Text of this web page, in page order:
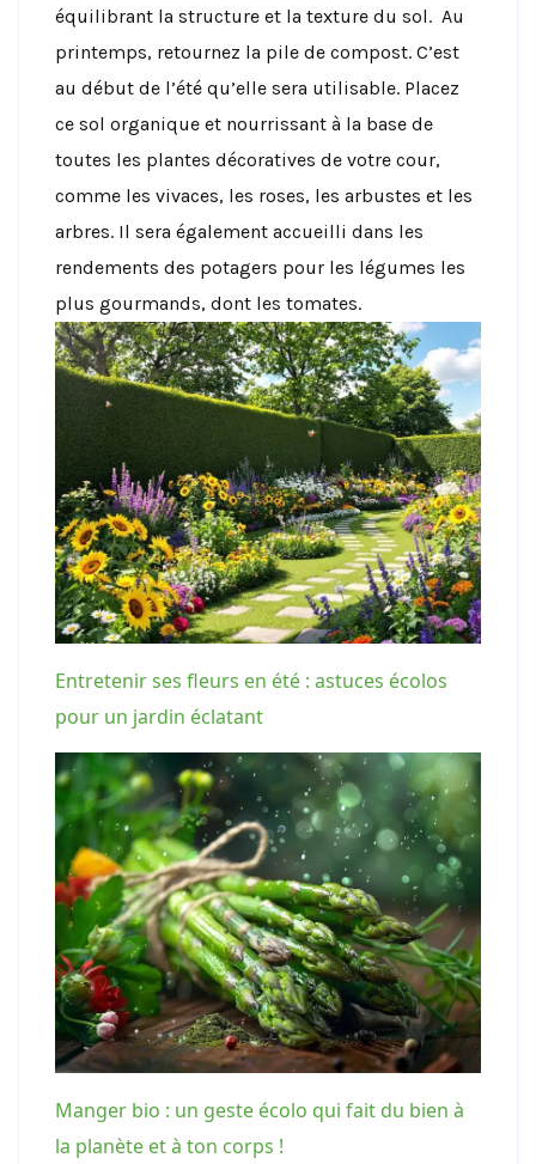
équilibrant la structure et la texture du sol. Au
printemps, retournez la pile de compost. C’est
au début de l’été qu’elle sera utilisable. Placez
ce sol organique et nourrissant à la base de
toutes les plantes décoratives de votre cour,
comme les vivaces, les roses, les arbustes et les
arbres. Il sera également accueilli dans les
rendements des potagers pour les légumes les
plus gourmands, dont les tomates.
Entretenir ses fleurs en été : astuces écolos
pour un jardin éclatant
Manger bio : un geste écolo qui fait du bien à
la planète et à ton corps !